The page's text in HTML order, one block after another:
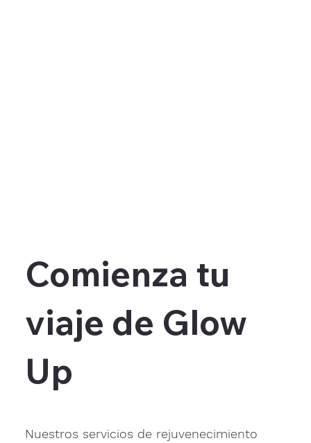
Comienza tu
viaje de Glow
Up
Nuestros servicios de rejuvenecimiento